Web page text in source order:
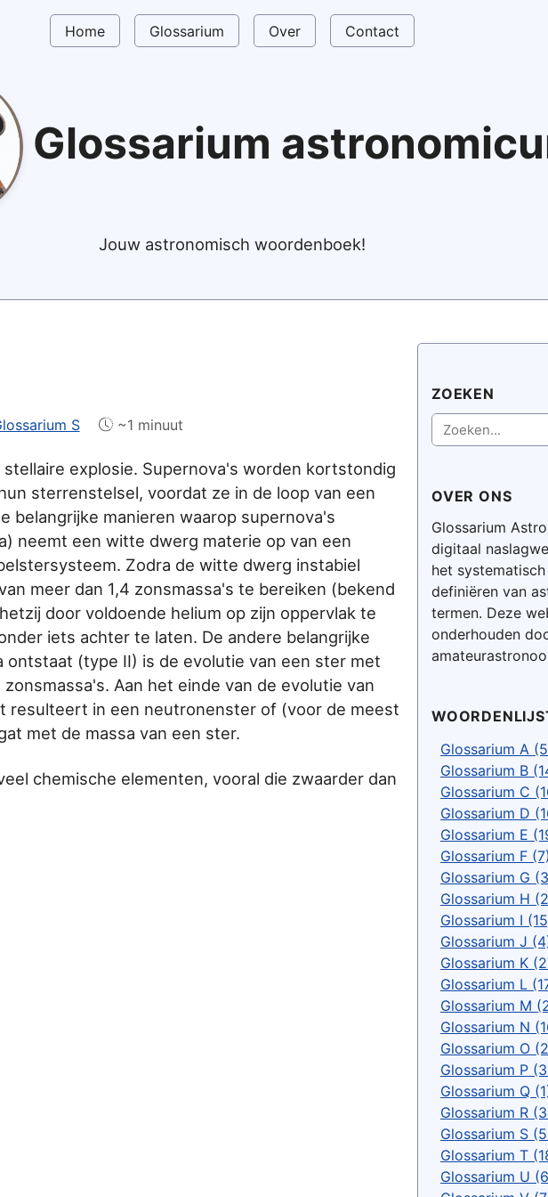
Home Glossarium Over Contact
Glossarium
Jouw astronomisch woordenboek!
S ~1 minuut
explosie. Supernova's worden kortstondig
sterrenstelsel, voordat ze in de loop van een
belangrijke manieren waarop supernova's
neemt een witte dwerg materie op van een
Zodra de witte dwerg instabiel
meer dan 1,4 zonsmassa's te bereiken (bekend
door voldoende helium op zijn oppervlak te
iets achter te laten. De andere belangrijke
ontstaat (type II) is de evolutie van een ster met
Aan het einde van de evolutie van
resulteert in een neutronenster of (voor de meest
met de massa van een ster.
chemische elementen, vooral die zwaarder dan
ZOEKEN
Zoeken
OVER ONS
Glossarium
digitaal
het
definiëren van
termen. Deze
onderhouden
Glossarium A
Glossarium B
Glossarium C
Glossarium D
Glossarium E
Glossarium F (7)
Glossarium G
Glossarium H
Glossarium I
Glossarium J
Glossarium K
Glossarium L
Glossarium M
Glossarium N
Glossarium O
Glossarium P
Glossarium Q
Glossarium R
Glossarium S
Glossarium T
Glossarium U